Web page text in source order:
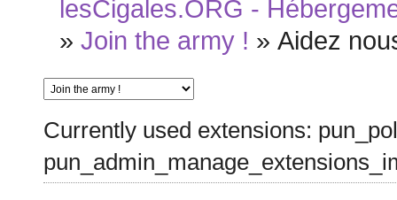
lesCigales.ORG -
»Join the army ! »Aidez
Currently used extensions: